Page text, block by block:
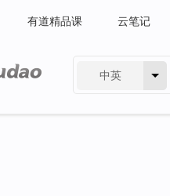
有道精品课 云笔记
中英